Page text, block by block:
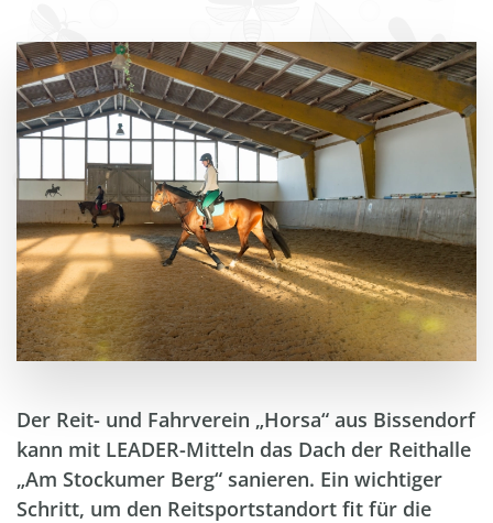
Der Reit- und Fahrverein „Horsa“ aus Bissendorf
kann mit LEADER-Mitteln das Dach der Reithalle
„Am Stockumer Berg“ sanieren. Ein wichtiger
Schritt, um den Reitsportstandort fit für die